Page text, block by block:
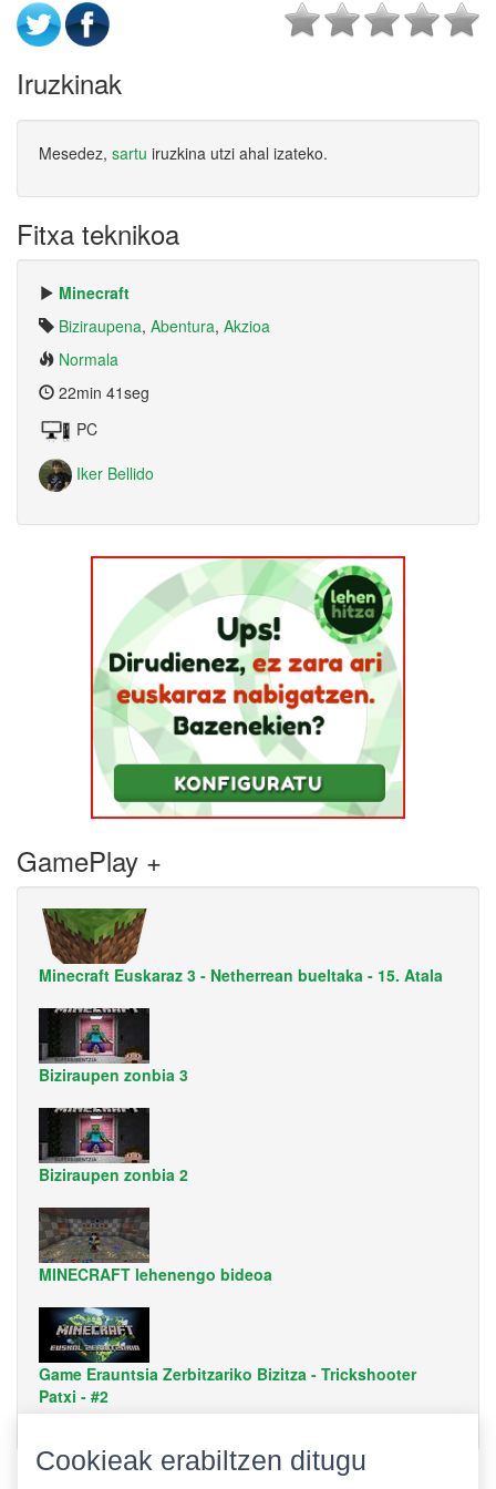
Iruzkinak
Mesedez, sartu iruzkina utzi ahal izateko.
Fitxa teknikoa
Minecraft
Biziraupena, Abentura, Akzioa
Normala
22min 41seg
PC
Iker Bellido
GamePlay +
Minecraft Euskaraz 3 - Netherrean bueltaka - 15. Atala
Biziraupen zonbia 3
Biziraupen zonbia 2
MINECRAFT lehenengo bideoa
Game Erauntsia Zerbitzariko Bizitza - Trickshooter
Patxi - #2
Cookieak erabiltzen ditugu